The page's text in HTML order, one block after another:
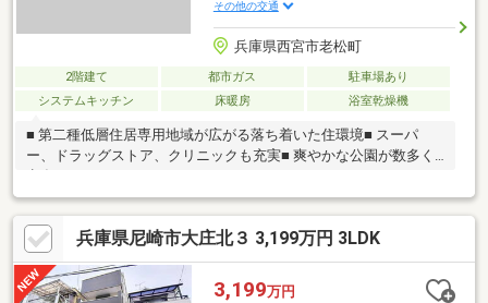
その他の交通
兵庫県西宮市老松町
2階建て 都市ガス
駐車場あり
システムキッチン
床暖房 浴室乾燥機
■ 第二種低層住居専用地域が広がる落ち着いた住環境■ スーパ
ー、ドラッグストア、クリニックも充実■ 爽やかな公園が数多く
兵庫県尼崎市大庄北３ 3,199万円 3LDK
3,199万円